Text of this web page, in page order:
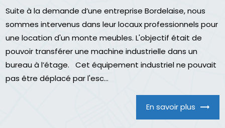
Suite à la demande d’une entreprise Bordelaise, nous
sommes intervenus dans leur locaux professionnels pour
une location d'un monte meubles. L'objectif était de
pouvoir transférer une machine industrielle dans un
bureau à l’étage. Cet équipement industriel ne pouvait
pas être déplacé par l'esc...
En savoir plus